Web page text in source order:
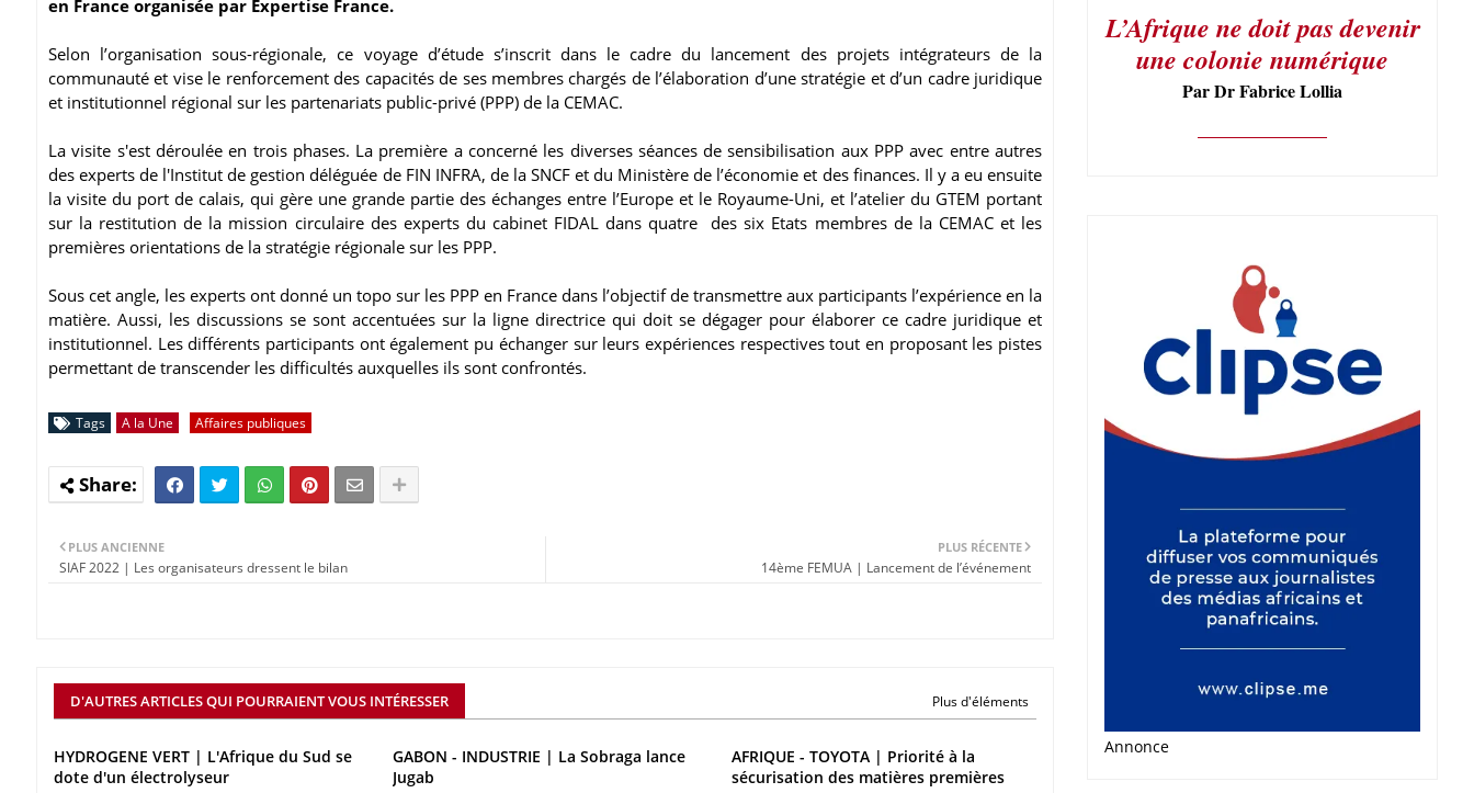
en France organisée par Expertise France.
Selon l’organisation sous-régionale, ce voyage d’étude s’inscrit dans le cadre du lancement des projets intégrateurs de la
communauté et vise le renforcement des capacités de ses membres chargés de l’élaboration d’une stratégie et d’un cadre juridique
et institutionnel régional sur les partenariats public-privé (PPP) de la CEMAC.
La visite s'est déroulée en trois phases. La première a concerné les diverses séances de sensibilisation aux PPP avec entre autres
des experts de l'Institut de gestion déléguée de FIN INFRA, de la SNCF et du Ministère de l’économie et des finances. Il y a eu ensuite
la visite du port de calais, qui gère une grande partie des échanges entre l’Europe et le Royaume-Uni, et l’atelier du GTEM portant
sur la restitution de la mission circulaire des experts du cabinet FIDAL dans quatre des six Etats membres de la CEMAC et les
premières orientations de la stratégie régionale sur les PPP.
Sous cet angle, les experts ont donné un topo sur les PPP en France dans l’objectif de transmettre aux participants l’expérience en la
matière. Aussi, les discussions se sont accentuées sur la ligne directrice qui doit se dégager pour élaborer ce cadre juridique et
institutionnel. Les différents participants ont également pu échanger sur leurs expériences respectives tout en proposant les pistes
permettant de transcender les difficultés auxquelles ils sont confrontés.
Tags A la Une Affaires publiques
PLUS RÉCENTE
14ème FEMUA | Lancement de l’événement
PLUS ANCIENNE
SIAF 2022 | Les organisateurs dressent le bilan
D'AUTRES ARTICLES QUI POURRAIENT VOUS INTÉRESSER Plus d'éléments
HYDROGENE VERT | L'Afrique du Sud se
dote d'un électrolyseur
GABON - INDUSTRIE | La Sobraga lance
Jugab
AFRIQUE - TOYOTA | Priorité à la
sécurisation des matières premières
L’Afrique ne doit pas devenir
une colonie numérique
Par Dr Fabrice Lollia
Annonce